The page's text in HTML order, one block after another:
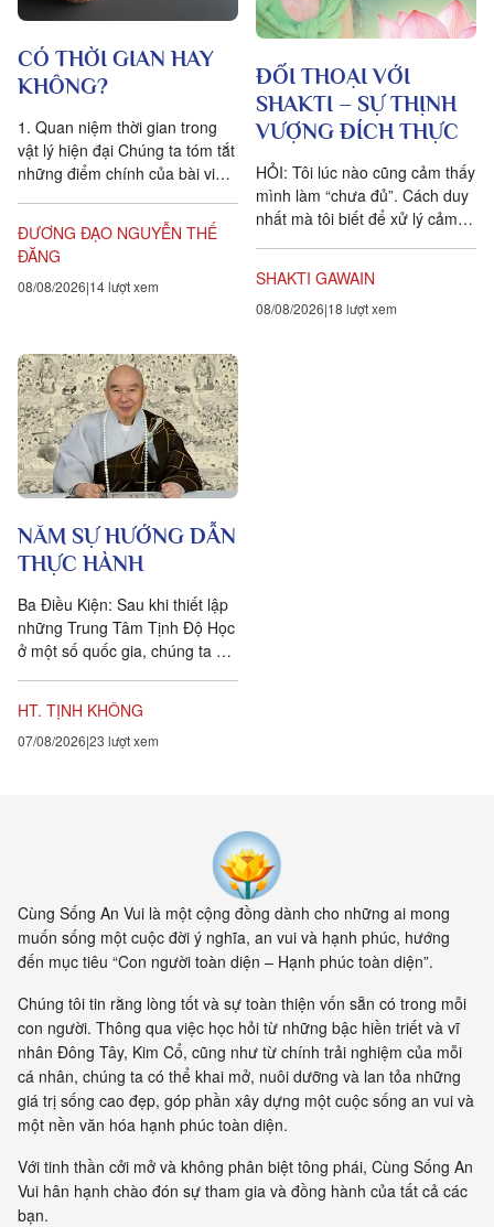
CÓ THỜI GIAN HAY
KHÔNG?
1. Quan niệm thời gian trong
vật lý hiện đại Chúng ta tóm tắt
những điểm chính của bài viết
Triết học Craig...
ĐƯƠNG ĐẠO NGUYỄN THẾ
ĐĂNG
08/08/2026 14 lượt xem
ĐỐI THOẠI VỚI
SHAKTI – SỰ THỊNH
VƯỢNG ĐÍCH THỰC
HỎI: Tôi lúc nào cũng cảm thấy
mình làm “chưa đủ”. Cách duy
nhất mà tôi biết để xử lý cảm
SHAKTI GAWAIN
08/08/2026 18 lượt xem
NĂM SỰ HƯỚNG DẪN
THỰC HÀNH
Ba Điều Kiện: Sau khi thiết lập
những Trung Tâm Tịnh Độ Học
ở một số quốc gia, chúng ta đặt
hành giả Tịnh...
HT. TỊNH KHÔNG
07/08/2026 23 lượt xem
Cùng Sống An Vui là một cộng đồng dành cho những ai mong
muốn sống một cuộc đời ý nghĩa, an vui và hạnh phúc, hướng
đến mục tiêu “Con người toàn diện – Hạnh phúc toàn diện”.
Chúng tôi tin rằng lòng tốt và sự toàn thiện vốn sẵn có trong mỗi
con người. Thông qua việc học hỏi từ những bậc hiền triết và vĩ
nhân Đông Tây, Kim Cổ, cũng như từ chính trải nghiệm của mỗi
cá nhân, chúng ta có thể khai mở, nuôi dưỡng và lan tỏa những
giá trị sống cao đẹp, góp phần xây dựng một cuộc sống an vui và
một nền văn hóa hạnh phúc toàn diện.
Với tinh thần cởi mở và không phân biệt tông phái, Cùng Sống An
Vui hân hạnh chào đón sự tham gia và đồng hành của tất cả các
bạn.